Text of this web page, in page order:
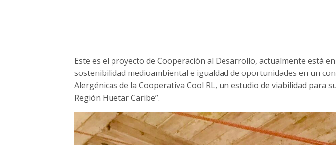
Este es el proyecto de Cooperación al Desarrollo, actualmente está
sostenibilidad medioambiental e igualdad de oportunidades en un
Alergénicas de la Cooperativa Cool RL, un estudio de viabilidad para
Región Huetar Caribe”.